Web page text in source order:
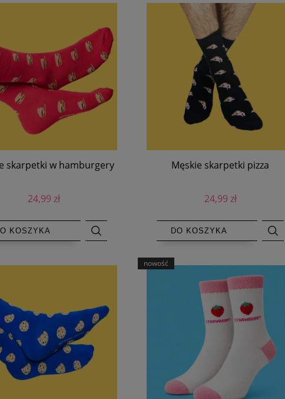
skarpetki w hamburgery
24,99 zł
KOSZYKA
Męskie skarpetki pizza
24,99 zł
DO KOSZYKA
nowość